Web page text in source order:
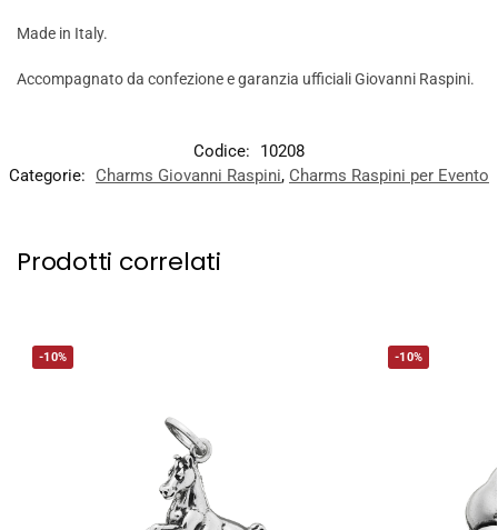
Made in Italy.
Accompagnato da confezione e garanzia ufficiali Giovanni Raspini.
Codice:
10208
Categorie:
Charms Giovanni Raspini, Charms Raspini per Evento
Prodotti correlati
-10% -10%